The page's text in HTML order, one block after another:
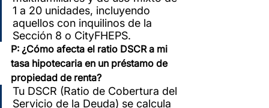
1 a 20 unidades, incluyendo
aquellos con inquilinos de la
Sección 8 o CityFHEPS.
P: ¿Cómo afecta el ratio DSCR a mi
tasa hipotecaria en un préstamo de
propiedad de renta?
Tu DSCR (Ratio de Cobertura del
Servicio de la Deuda) se calcula